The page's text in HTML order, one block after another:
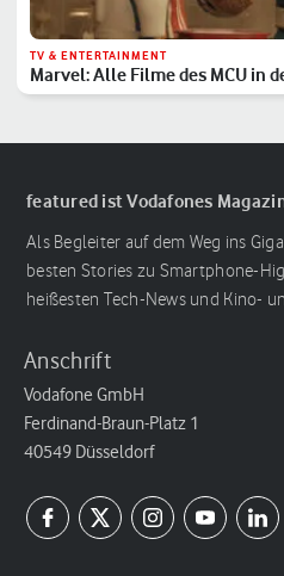
TV & ENTERTAINMENT
Marvel: Alle Filme des MCU in
Reihenfolge
featured ist Vodafones
Als Begleiter auf dem Weg ins
besten Stories zu Smartphone-
heißesten Tech-News und Kino-
Anschrift
Vodafone GmbH
Ferdinand-Braun-Platz 1
40549 Düsseldorf